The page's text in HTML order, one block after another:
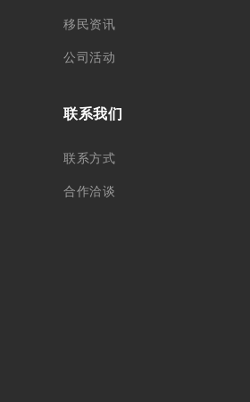
移民资讯
公司活动
联系我们
联系方式
合作洽谈